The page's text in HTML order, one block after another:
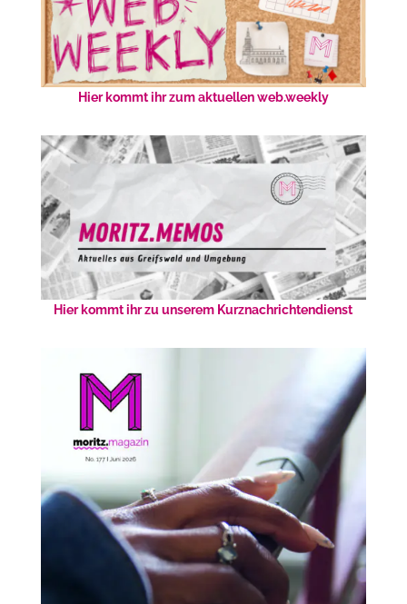
Hier kommt ihr zum aktuellen web.weekly
Hier kommt ihr zu unserem Kurznachrichtendienst